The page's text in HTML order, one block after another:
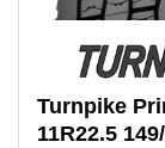
Turnpike
11R22.5